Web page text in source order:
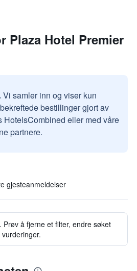
Plaza Hotel Premier
Vi samler inn og viser kun
bestillinger gjort av
HotelsCombined eller med våre
partnere.
gjesteanmeldelser
Prøv å fjerne et filter, endre søket